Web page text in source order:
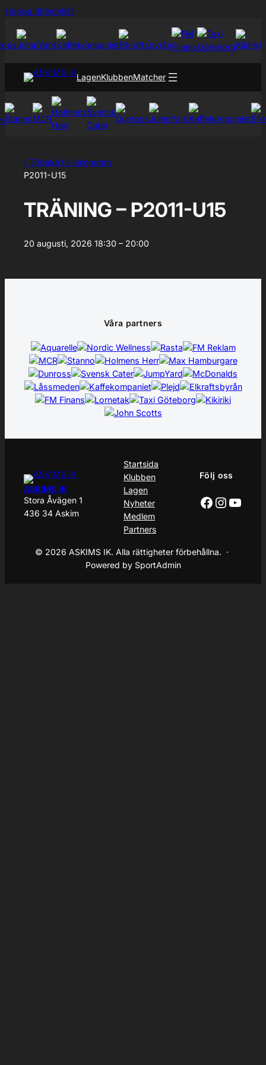
Hoppa till innehållHoppa
LagenKlubbenMatcher
‹ Tillbaka till kalendern
P2011-U15
TRÄNING – P2011-U15
20 augusti, 2026 18:30 – 20:00
Våra partners
ASKIMS IK
Stora Åvägen 1
436 34 Askim
Startsida
Klubben
Lagen
Nyheter
Medlem
Partners
Följ oss
Facebook
© 2026 ASKIMS IK. Alla rättigheter förbehållna. ·
Powered by SportAdmin